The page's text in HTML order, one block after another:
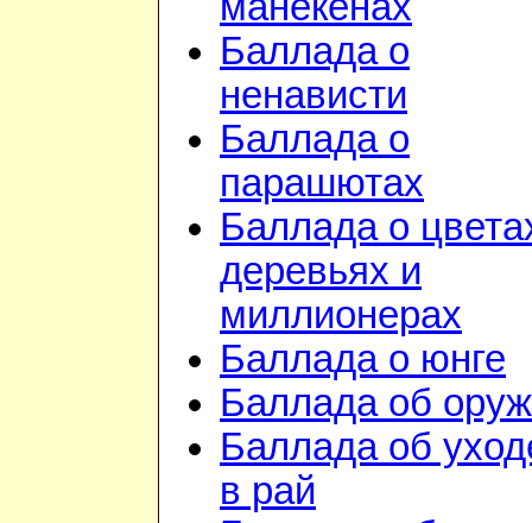
Баллада о
ненависти
Баллада о
парашютах
Баллада о
деревьях и
миллионерах
Баллада о юнге
Баллада об
Баллада об
в рай